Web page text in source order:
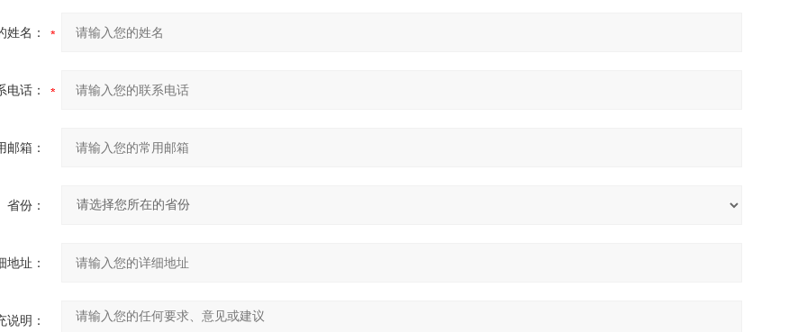
姓名：
电话：
邮箱：
省份：
地址：
说明：